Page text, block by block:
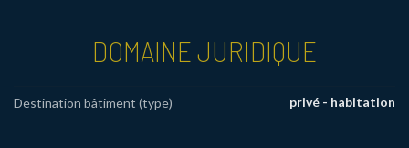
DOMAINE JURIDIQUE
Destination bâtiment (type) privé - habitation